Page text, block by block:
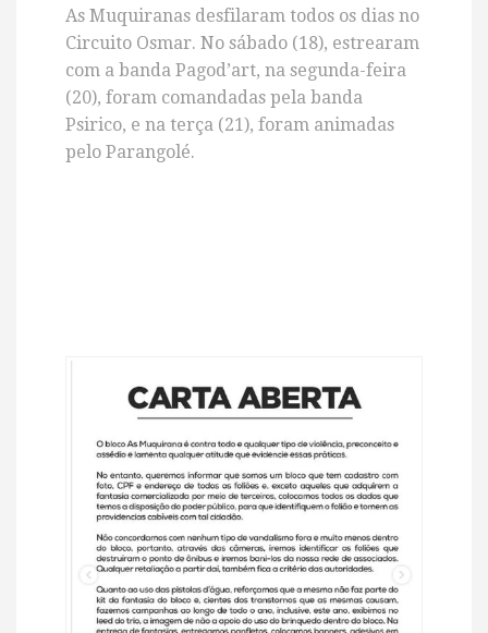
As Muquiranas desfilaram todos os dias no
Circuito Osmar. No sábado (18), estrearam
com a banda Pagod’art, na segunda-feira
(20), foram comandadas pela banda
Psirico, e na terça (21), foram animadas
pelo Parangolé.